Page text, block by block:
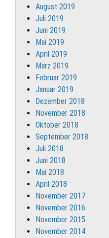
August 2019
Juli 2019
Juni 2019
Mai 2019
April 2019
März 2019
Februar 2019
Januar 2019
Dezember 2018
November 2018
Oktober 2018
September 2018
Juli 2018
Juni 2018
Mai 2018
April 2018
November 2017
November 2016
November 2015
November 2014